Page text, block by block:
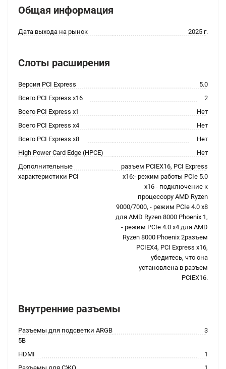
Общая информация
Дата выхода на рынок 2025 г.
Слоты расширения
Версия PCI Express
5.0
Всего PCI Express x16
2
Всего PCI Express x1
Нет
Всего PCI Express x4
Нет
Всего PCI Express x8
Нет
High Power Card Edge (HPCE)
Нет
Дополнительные
характеристики PCI
разъем PCIEX16, PCI Express
x16:- режим работы PCIe 5.0
x16 - подключение к
процессору AMD Ryzen
9000/7000, - режим PCIe 4.0 x8
для AMD Ryzen 8000 Phoenix 1,
- режим PCIe 4.0 x4 для AMD
Ryzen 8000 Phoenix 2разъем
PCIEX4, PCI Express x16,
убедитесь, что она
установлена в разъем
PCIEX16.
Внутренние разъемы
Разъемы для подсветки ARGB
5В
3
HDMI
1